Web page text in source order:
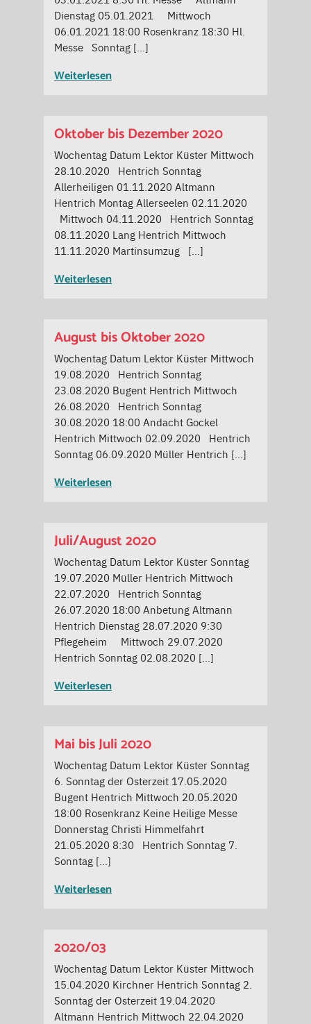
Dienstag 05.01.2021 Mittwoch
06.01.2021 18:00 Rosenkranz 18:30 Hl.
Messe Sonntag […]
Weiterlesen
Oktober bis Dezember 2020
Wochentag Datum Lektor Küster Mittwoch
28.10.2020 Hentrich Sonntag
Allerheiligen 01.11.2020 Altmann
Hentrich Montag Allerseelen 02.11.2020
Mittwoch 04.11.2020 Hentrich Sonntag
08.11.2020 Lang Hentrich Mittwoch
11.11.2020 Martinsumzug […]
Weiterlesen
August bis Oktober 2020
Wochentag Datum Lektor Küster Mittwoch
19.08.2020 Hentrich Sonntag
23.08.2020 Bugent Hentrich Mittwoch
26.08.2020 Hentrich Sonntag
30.08.2020 18:00 Andacht Gockel
Hentrich Mittwoch 02.09.2020 Hentrich
Sonntag 06.09.2020 Müller Hentrich […]
Weiterlesen
Juli/August 2020
Wochentag Datum Lektor Küster Sonntag
19.07.2020 Müller Hentrich Mittwoch
22.07.2020 Hentrich Sonntag
26.07.2020 18:00 Anbetung Altmann
Hentrich Dienstag 28.07.2020 9:30
Pflegeheim Mittwoch 29.07.2020
Hentrich Sonntag 02.08.2020 […]
Weiterlesen
Mai bis Juli 2020
Wochentag Datum Lektor Küster Sonntag
6. Sonntag der Osterzeit 17.05.2020
Bugent Hentrich Mittwoch 20.05.2020
18:00 Rosenkranz Keine Heilige Messe
Donnerstag Christi Himmelfahrt
21.05.2020 8:30 Hentrich Sonntag 7.
Sonntag […]
Weiterlesen
2020/03
Wochentag Datum Lektor Küster Mittwoch
15.04.2020 Kirchner Hentrich Sonntag 2.
Sonntag der Osterzeit 19.04.2020
Altmann Hentrich Mittwoch 22.04.2020